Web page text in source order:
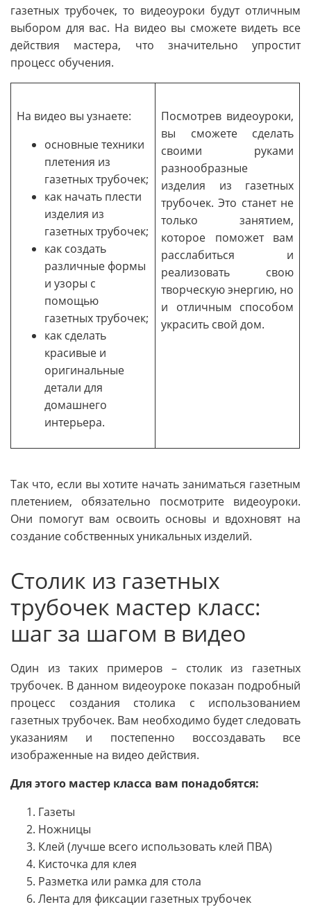
газетных трубочек, то видеоуроки будут отличным
выбором для вас. На видео вы сможете видеть все
действия мастера, что значительно упростит
процесс обучения.
На видео вы узнаете:
основные техники
плетения из
газетных трубочек;
как начать плести
изделия из
газетных трубочек;
как создать
различные формы
и узоры с
помощью
газетных трубочек;
как сделать
красивые и
оригинальные
детали для
домашнего
интерьера.
Посмотрев видеоуроки,
вы сможете сделать
своими руками
разнообразные
изделия из газетных
трубочек. Это станет не
только занятием,
которое поможет вам
расслабиться и
реализовать свою
творческую энергию, но
и отличным способом
украсить свой дом.
Так что, если вы хотите начать заниматься газетным
плетением, обязательно посмотрите видеоуроки.
Они помогут вам освоить основы и вдохновят на
создание собственных уникальных изделий.
Столик из газетных
трубочек мастер класс:
шаг за шагом в видео
Один из таких примеров – столик из газетных
трубочек. В данном видеоуроке показан подробный
процесс создания столика с использованием
газетных трубочек. Вам необходимо будет следовать
указаниям и постепенно воссоздавать все
изображенные на видео действия.
Для этого мастер класса вам понадобятся:
Газеты
Ножницы
Клей (лучше всего использовать клей ПВА)
Кисточка для клея
Разметка или рамка для стола
Лента для фиксации газетных трубочек